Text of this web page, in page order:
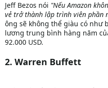
Jeff Bezos nói "Nếu Amazon
vẻ trở thành lập trình viên phần
ông sẽ không thể giàu có như
lương trung bình hàng năm
92.000 USD.
2. Warren Buffett